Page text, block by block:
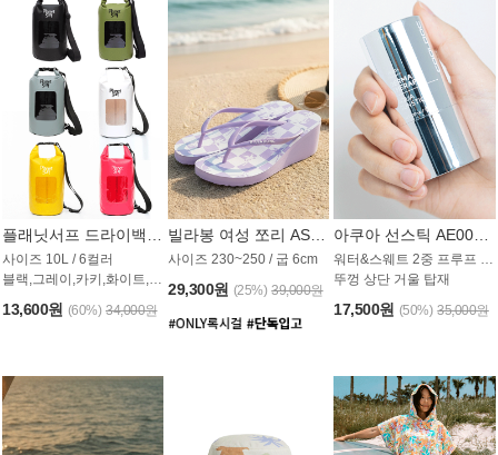
사이즈 10L / 6컬러
블랙,그레이,카키,화이트,옐로우,핑크
13,600원 (60%) 34,000원
사이즈 230~250 / 굽 6cm
29,300원 (25%) 39,000원
워터&스웨트 2중 프루프 / SPF 50+
뚜껑 상단 거울 탑재
17,500원 (50%) 35,000원